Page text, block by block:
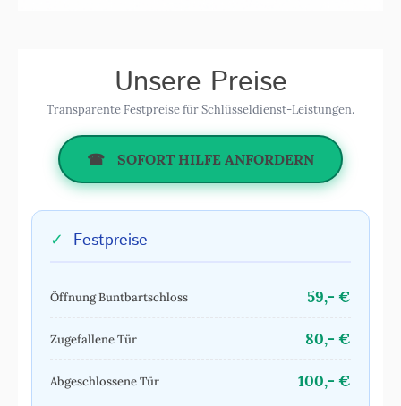
Unsere Preise
Transparente Festpreise für Schlüsseldienst-Leistungen.
☎ SOFORT HILFE ANFORDERN
✓ Festpreise
Öffnung Buntbartschloss 59,- €
Zugefallene Tür 80,- €
Abgeschlossene Tür 100,- €